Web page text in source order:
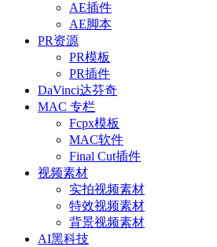
AE插件
AE脚本
PR资源
PR模板
PR插件
DaVinci达芬奇
MAC 专栏
Fcpx模板
MAC软件
Final Cut插件
视频素材
实拍视频素材
特效视频素材
背景视频素材
AI黑科技